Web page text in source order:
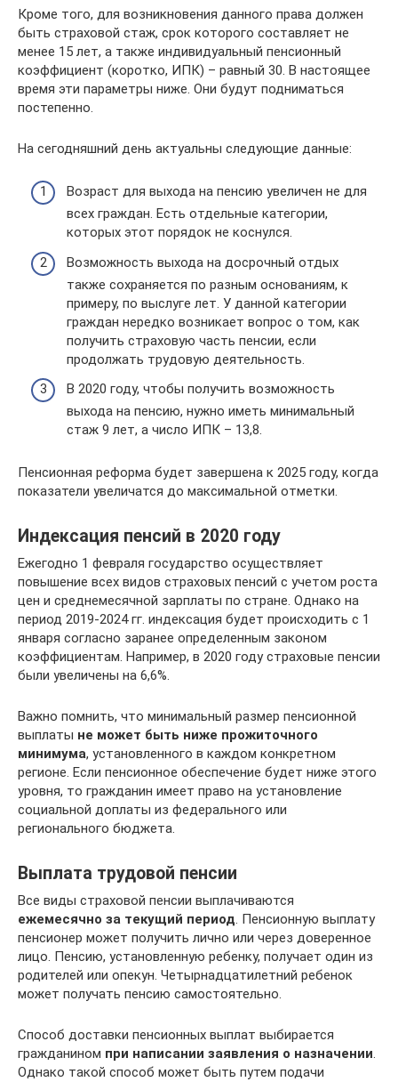
Кроме того, для возникновения данного права должен
быть страховой стаж, срок которого составляет не
менее 15 лет, а также индивидуальный пенсионный
коэффициент (коротко, ИПК) – равный 30. В настоящее
время эти параметры ниже. Они будут подниматься
постепенно.
На сегодняшний день актуальны следующие данные:
Возраст для выхода на пенсию увеличен не для
всех граждан. Есть отдельные категории,
которых этот порядок не коснулся.
Возможность выхода на досрочный отдых
также сохраняется по разным основаниям, к
примеру, по выслуге лет. У данной категории
граждан нередко возникает вопрос о том, как
получить страховую часть пенсии, если
продолжать трудовую деятельность.
В 2020 году, чтобы получить возможность
выхода на пенсию, нужно иметь минимальный
стаж 9 лет, а число ИПК – 13,8.
Пенсионная реформа будет завершена к 2025 году, когда
показатели увеличатся до максимальной отметки.
Индексация пенсий в 2020 году
Ежегодно 1 февраля государство осуществляет
повышение всех видов страховых пенсий с учетом роста
цен и среднемесячной зарплаты по стране. Однако на
период 2019-2024 гг. индексация будет происходить с 1
января согласно заранее определенным законом
коэффициентам. Например, в 2020 году страховые пенсии
были увеличены на 6,6%.
Важно помнить, что минимальный размер пенсионной
выплаты не может быть ниже прожиточного
минимума, установленного в каждом конкретном
регионе. Если пенсионное обеспечение будет ниже этого
уровня, то гражданин имеет право на установление
социальной доплаты из федерального или
регионального бюджета.
Выплата трудовой пенсии
Все виды страховой пенсии выплачиваются
ежемесячно за текущий период. Пенсионную выплату
пенсионер может получить лично или через доверенное
лицо. Пенсию, установленную ребенку, получает один из
родителей или опекун. Четырнадцатилетний ребенок
может получать пенсию самостоятельно.
Способ доставки пенсионных выплат выбирается
гражданином при написании заявления о назначении.
Однако такой способ может быть путем подачи